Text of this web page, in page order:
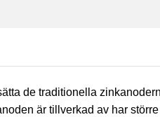
de traditionella
är tillverkad av har